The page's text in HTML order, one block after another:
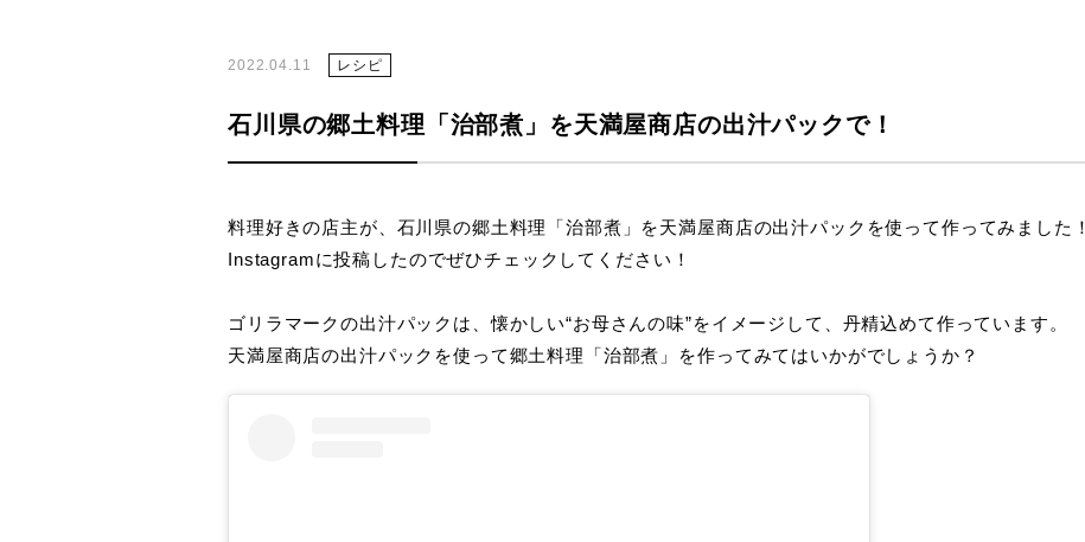
2022.04.11 レシピ
石川県の郷土料理「治部煮」を天満屋商店の出汁パックで！
料理好きの店主が、石川県の郷土料理「治部煮」を天満屋商店の出汁パックを使って作ってみました！
Instagramに投稿したのでぜひチェックしてください！
ゴリラマークの出汁パックは、懐かしい“お母さんの味”をイメージして、丹精込めて作っています。
天満屋商店の出汁パックを使って郷土料理「治部煮」を作ってみてはいかがでしょうか？